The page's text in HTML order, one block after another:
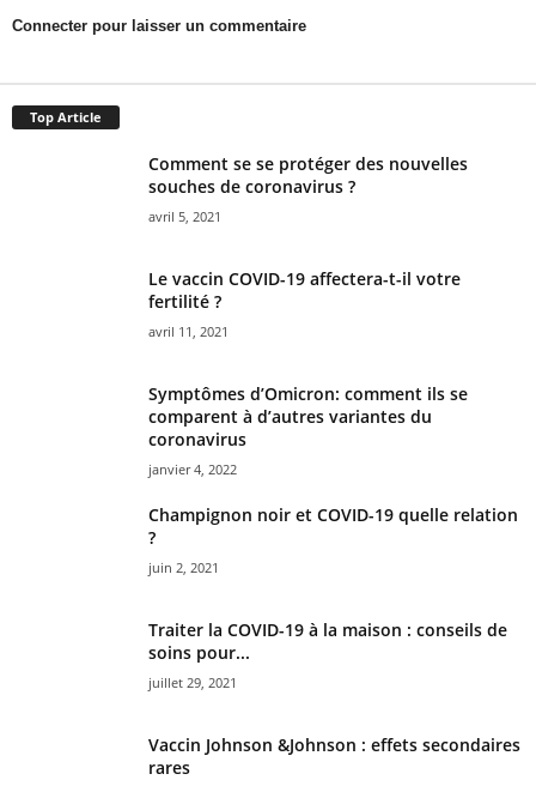
Connecter pour laisser un commentaire
Top Article
Comment se se protéger des nouvelles
souches de coronavirus ?
avril 5, 2021
Le vaccin COVID-19 affectera-t-il votre
fertilité ?
avril 11, 2021
Symptômes d’Omicron: comment ils se
comparent à d’autres variantes du
coronavirus
janvier 4, 2022
Champignon noir et COVID-19 quelle relation
?
juin 2, 2021
Traiter la COVID-19 à la maison : conseils de
soins pour...
juillet 29, 2021
Vaccin Johnson &Johnson : effets secondaires
rares